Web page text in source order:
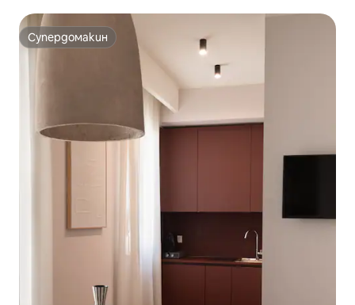
Супердомакин
Супердомакин